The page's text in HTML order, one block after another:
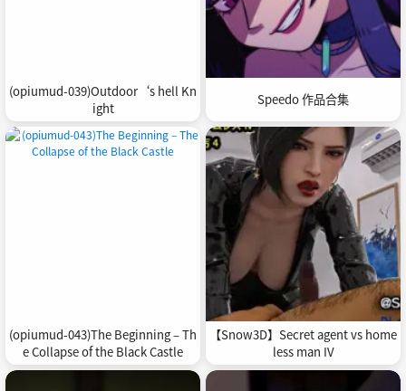
(opiumud-039)Outdoor‘s hell Kn
ight
Speedo 作品合集
(opiumud-043)The Beginning – Th
e Collapse of the Black Castle
【Snow3D】Secret agent vs home
less man IV